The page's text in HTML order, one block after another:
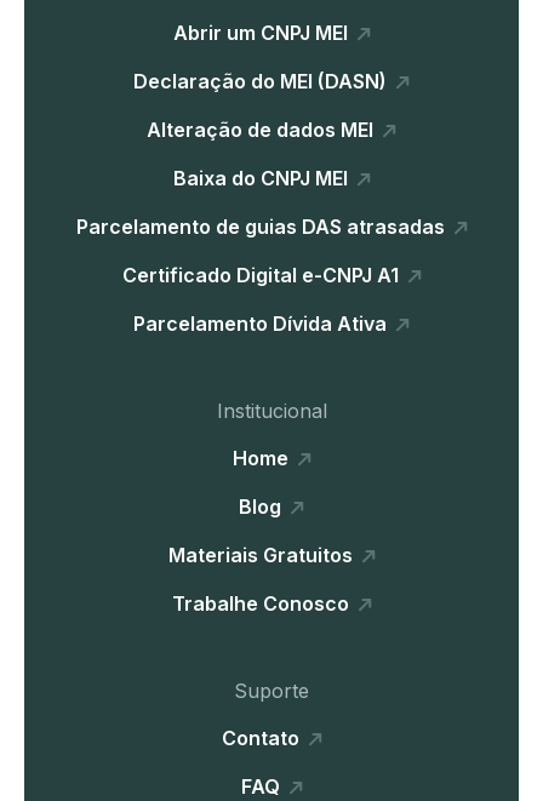
Abrir um CNPJ MEI
Declaração do MEI (DASN)
Alteração de dados MEI
Baixa do CNPJ MEI
Parcelamento de guias DAS atrasadas
Certificado Digital e-CNPJ A1
Parcelamento Dívida Ativa
Institucional
Home
Blog
Materiais Gratuitos
Trabalhe Conosco
Suporte
Contato
FAQ